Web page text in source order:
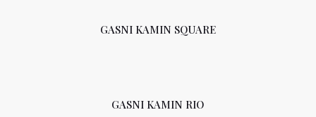
GASNI KAMIN SQUARE
GASNI KAMIN RIO